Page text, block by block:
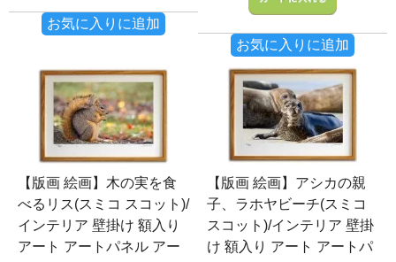
お気に入りに追加
お気に入りに追加
【版画 絵画】木の実を食
べるリス(スミコ スコット)/
インテリア 壁掛け 額入り
アート アートパネル アー
【版画 絵画】アシカの親
子、ラホヤビーチ(スミコ
スコット)/インテリア 壁掛
け 額入り アート アートパ